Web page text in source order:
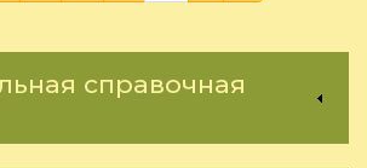
справочная